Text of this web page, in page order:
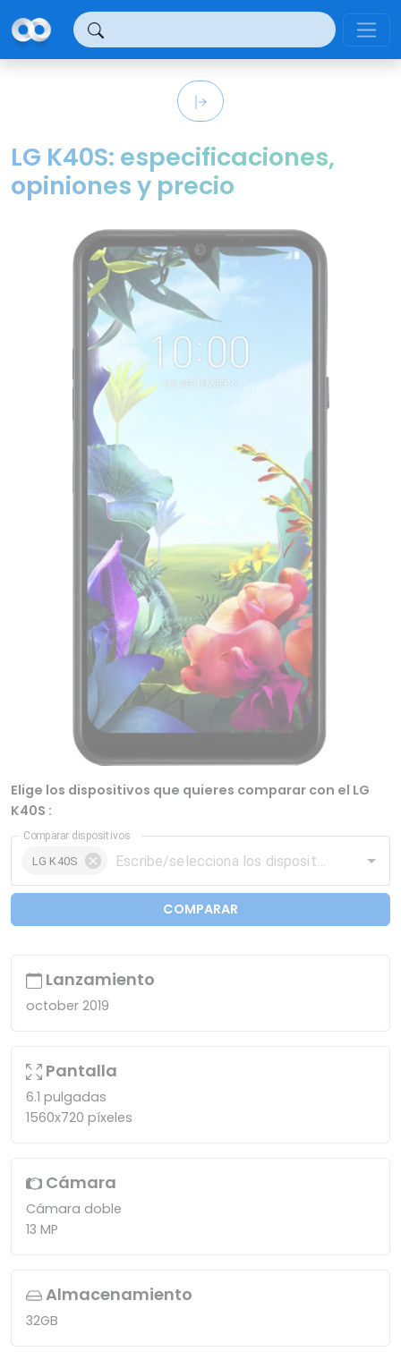
LG K40S: especificaciones,
opiniones y precio
Elige los dispositivos que quieres comparar con el LG
K40S :
Comparar dispositivos
LG K40S
COMPARAR
Lanzamiento
october 2019
Pantalla
6.1 pulgadas
1560x720 píxeles
Cámara
Cámara doble
13 MP
Almacenamiento
32GB
Panel de gestión de cookies